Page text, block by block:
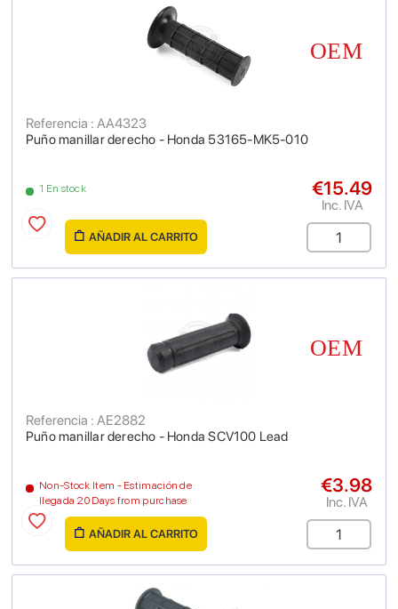
Puño manillar derecho - Honda 53165-MK5-010
Referencia : AA4323
1 En stock €15.49
Inc. IVA
AÑADIR AL CARRITO
Puño manillar derecho - Honda SCV100 Lead
Referencia : AE2882
Non-Stock Item - Estimación de
llegada 20 Days from purchase
€3.98
Inc. IVA
AÑADIR AL CARRITO